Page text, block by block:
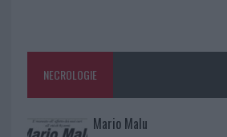
NECROLOGIE
Mario Malu